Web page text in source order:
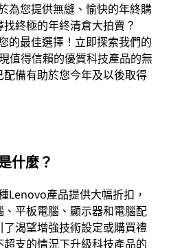
為您提供無縫、愉快的年終購
終極的年終清倉大拍賣？
的最佳選擇！立即探索我們的
值得信賴的優質科技產品的無
備有助於您今年及以後取得
什麼？
Lenovo產品提供大幅折扣，
平板電腦、顯示器和電腦配
渴望增強技術設定或購買禮
支的情況下升級科技產品的